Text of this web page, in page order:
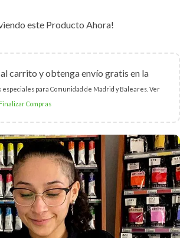
este Producto Ahora!
al carrito y obtenga envío gratis en la
especiales para Comunidad de Madrid y Baleares. Ver
Finalizar Compras